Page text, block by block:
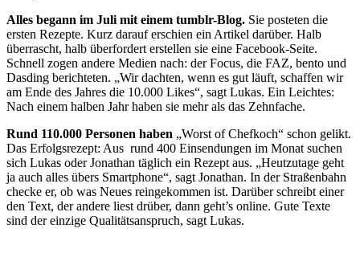
Alles begann im Juli mit einem tumblr-Blog. Sie posteten die
ersten Rezepte. Kurz darauf erschien ein Artikel darüber. Halb
überrascht, halb überfordert erstellen sie eine Facebook-Seite.
Schnell zogen andere Medien nach: der Focus, die FAZ, bento und
Dasding berichteten. „Wir dachten, wenn es gut läuft, schaffen wir
am Ende des Jahres die 10.000 Likes“, sagt Lukas. Ein Leichtes:
Nach einem halben Jahr haben sie mehr als das Zehnfache.
Rund 110.000 Personen haben „Worst of Chefkoch“ schon gelikt.
Das Erfolgsrezept: Aus rund 400 Einsendungen im Monat suchen
sich Lukas oder Jonathan täglich ein Rezept aus. „Heutzutage geht
ja auch alles übers Smartphone“, sagt Jonathan. In der Straßenbahn
checke er, ob was Neues rein­gekommen ist. Darüber schreibt einer
den Text, der andere liest drüber, dann geht’s online. Gute Texte
sind der einzige Qualitätsanspruch, sagt Lukas.